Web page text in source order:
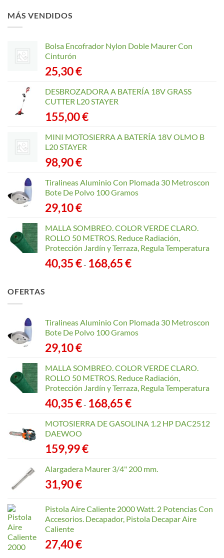
Las
opciones
elegir
página
producto
MÁS VENDIDOS
Bolsa Encofrador Nylon Doble Maurer Con
Cinturón
25,30€
DESBROZADORA A BATERÍA 18V GRASS
CUTTER L20 STAYER
155,00€
MINI MOTOSIERRA A BATERÍA 18V OLMO B
L20 STAYER
98,90€
Tiralineas Aluminio Con Plomada 30 Metroscon
Bote De Polvo 100 Gramos
29,10€
MALLA SOMBREO. COLOR VERDE CLARO.
ROLLO 50 METROS. Reduce Radiación,
Protección Jardín y Terraza, Regula Temperatura
40,35€- 168,65€Rango
168,65 €
OFERTAS
Tiralineas Aluminio Con Plomada 30 Metroscon
Bote De Polvo 100 Gramos
29,10€
MALLA SOMBREO. COLOR VERDE CLARO.
ROLLO 50 METROS. Reduce Radiación,
Protección Jardín y Terraza, Regula Temperatura
40,35€- 168,65€Rango
precios:
MOTOSIERRA DE GASOLINA 1.2 HP DAC2512
DAEWOO
159,99€
Alargadera Maurer 3/4" 200 mm.
31,90€
Pistola Aire Caliente 2000 Watt. 2 Potencias Con
Accesorios. Decapador, Pistola Decapar Aire
Caliente
27,40€